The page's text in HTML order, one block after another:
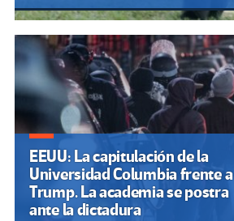
EEUU: La capitulación de la
Universidad Columbia frente a
Trump. La academia se postra
ante la dictadura